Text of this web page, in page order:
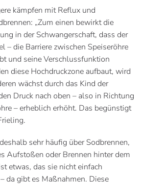
kämpfen mit Reflux und
„Zum einen bewirkt die
in der Schwangerschaft, dass der
– die Barriere zwischen Speiseröhre
und seine Verschlussfunktion
diese Hochdruckzone aufbaut, wird
wächst durch das Kind der
Druck nach oben – also in Richtung
– erheblich erhöht. Das begünstigt
sehr häufig über Sodbrennen,
Aufstoßen oder Brennen hinter dem
etwas, das sie nicht einfach
da gibt es Maßnahmen. Diese